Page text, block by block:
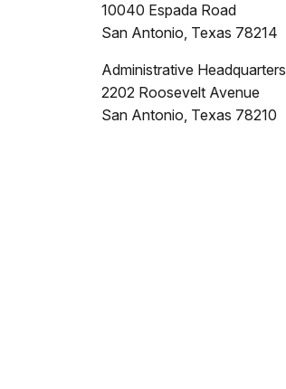
10040 Espada Road
San Antonio, Texas 78214
Administrative Headquarters
2202 Roosevelt Avenue
San Antonio, Texas 78210